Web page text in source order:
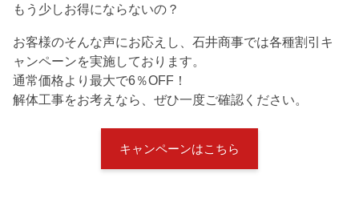
もう少しお得にならないの？
お客様のそんな声にお応えし、石井商事では各種割引キ
ャンペーンを実施しております。
通常価格より最大で6％OFF！
解体工事をお考えなら、ぜひ一度ご確認ください。
キャンペーンはこちら